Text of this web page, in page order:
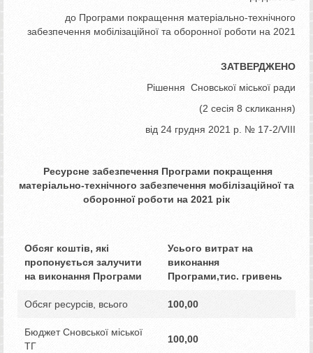
до Програми покращення матеріально-технічного
забезпечення мобілізаційної та оборонної роботи на 2021
ЗАТВЕРДЖЕНО
Рішення Сновської міської ради
(2 сесія 8 скликання)
від 24 грудня 2021 р. № 17-2/VІІІ
Ресурсне забезпечення Програми покращення
матеріально-технічного забезпечення мобілізаційної та
оборонної роботи на 2021 рік
Обсяг коштів, які
пропонується залучити
на виконання Програми
Усього витрат на
виконання
Програми,тис. гривень
Обсяг ресурсів, всього 100,00
Бюджет Сновської міської
ТГ
100,00